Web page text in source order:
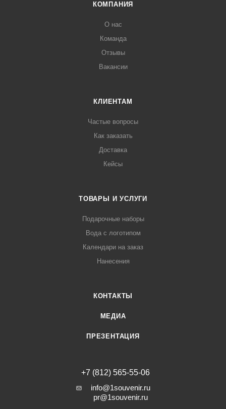
КОМПАНИЯ
О нас
Команда
Отзывы
Вакансии
КЛИЕНТАМ
Частые вопросы
Как заказать
Доставка
Кейсы
ТОВАРЫ И УСЛУГИ
Подарочные наборы
Вода с логотипом
Календари на заказ
Нанесения
КОНТАКТЫ
МЕДИА
ПРЕЗЕНТАЦИЯ
+7 (812) 565-55-06
info@1souvenir.ru
pr@1souvenir.ru